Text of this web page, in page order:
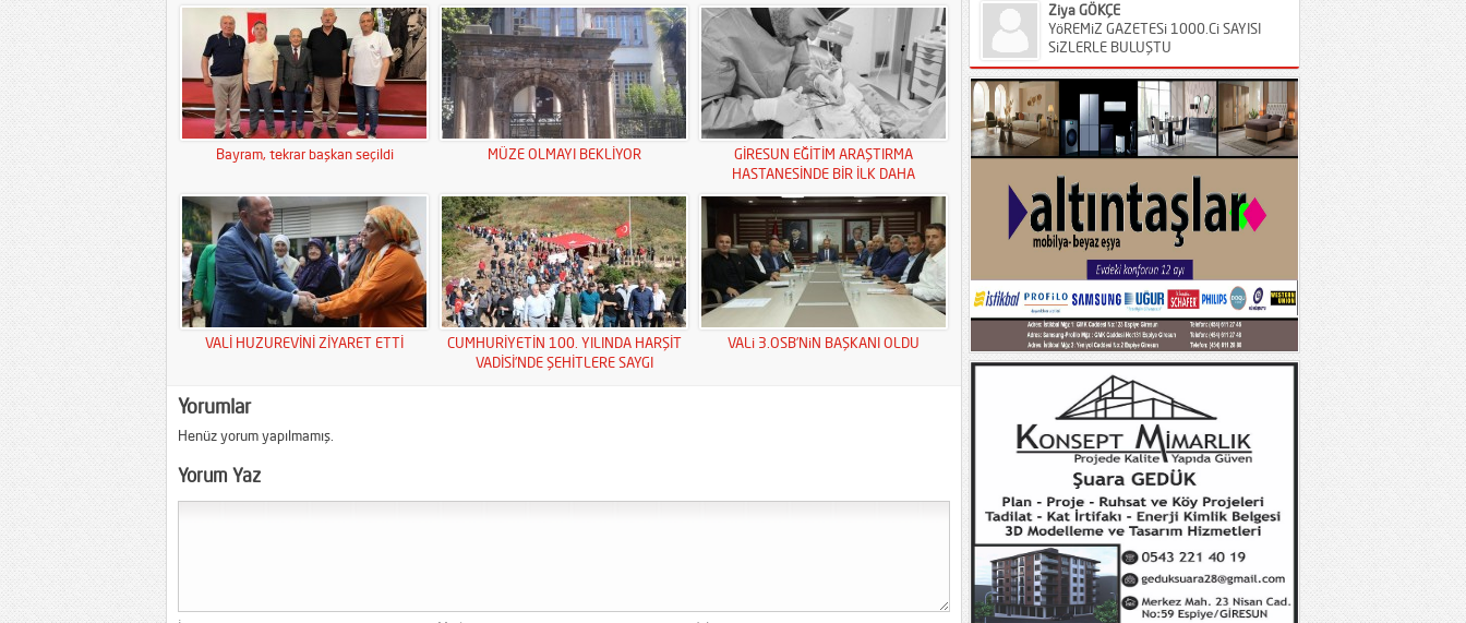
Bayram, tekrar başkan seçildi MÜZE OLMAYI BEKLİYOR
GİRESUN EĞİTİM ARAŞTIRMA
HASTANESİNDE BİR İLK DAHA
VALİ HUZUREVİNİ ZİYARET ETTİ
CUMHURİYETİN 100. YILINDA HARŞİT
VADİSİ’NDE ŞEHİTLERE SAYGI
VALi 3.OSB’NiN BAŞKANI OLDU
Yorumlar
Henüz yorum yapılmamış.
Yorum Yaz
Ziya GÖKÇE
YöREMiZ GAZETESi 1000.Ci SAYISI
SiZLERLE BULUŞTU